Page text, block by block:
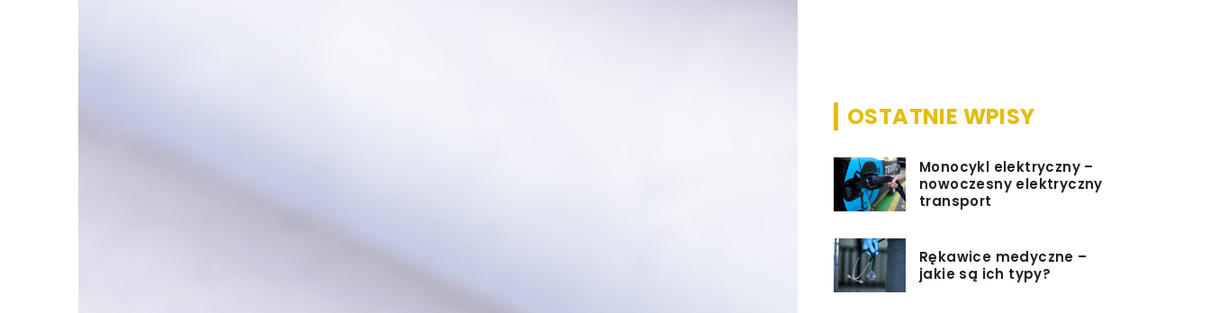
OSTATNIE WPISY
Monocykl elektryczny –
nowoczesny elektryczny
transport
Rękawice medyczne –
jakie są ich typy?